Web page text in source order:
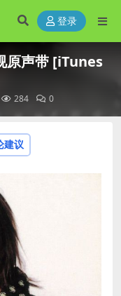
登录
原声带 [iTunes
284 0
建议